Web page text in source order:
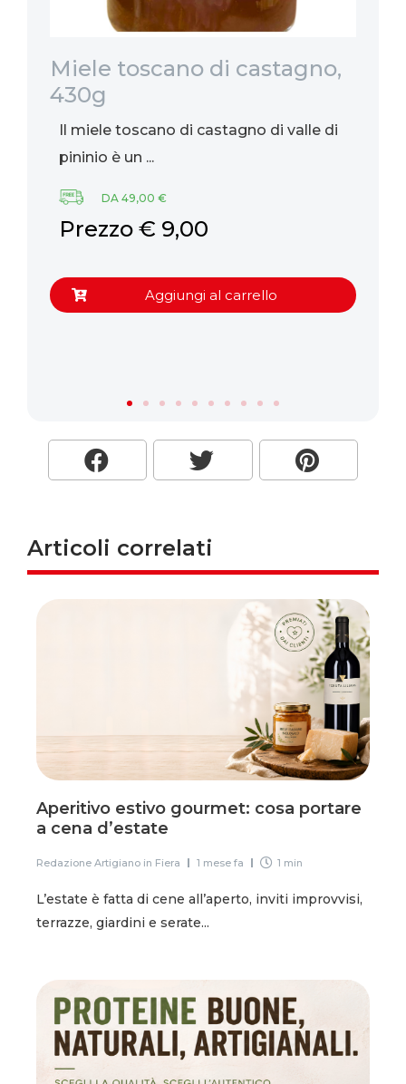
Miele toscano di castagno,
430g
Il miele toscano di castagno di valle di
pininio è un ...
DA 49,00 €
Prezzo € 9,00
Aggiungi al carrello
Articoli correlati
Aperitivo estivo gourmet: cosa portare
a cena d’estate
Redazione Artigiano in Fiera 1 mese fa 1 min
L’estate è fatta di cene all’aperto, inviti improvvisi,
terrazze, giardini e serate...